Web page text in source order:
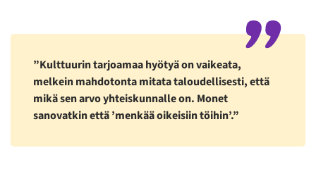
”Kulttuurin tarjoamaa hyötyä on vaikeata,
melkein mahdotonta mitata taloudellisesti, että
mikä sen arvo yhteiskunnalle on. Monet
sanovatkin että ’menkää oikeisiin töihin’.”